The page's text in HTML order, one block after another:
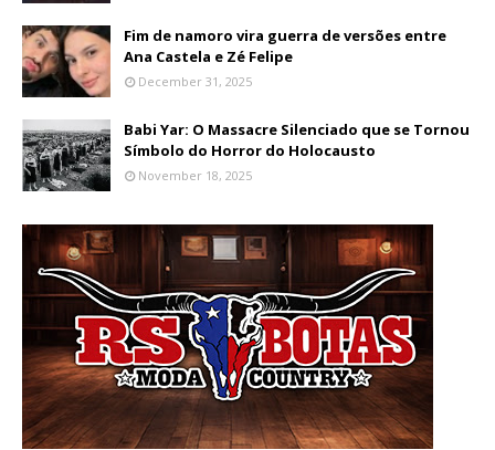
Fim de namoro vira guerra de versões entre
Ana Castela e Zé Felipe
December 31, 2025
Babi Yar: O Massacre Silenciado que se Tornou
Símbolo do Horror do Holocausto
November 18, 2025